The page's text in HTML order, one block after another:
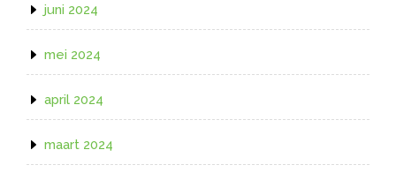
juni 2024
mei 2024
april 2024
maart 2024